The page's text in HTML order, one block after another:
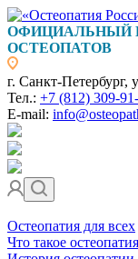
ОФИЦИАЛЬНЫЙ
ОСТЕОПАТОВ
г. Санкт-Петербург,
Тел.: +7 (812) 309-
E-mail:
Остеопатия для всех
Что такое остеопатия